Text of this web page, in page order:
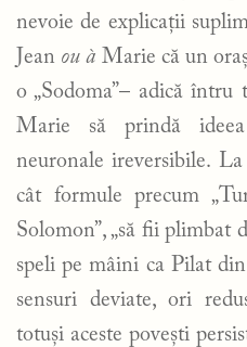
nevoie de explicații
Jean ou à Marie că un
o „Sodoma”– adică întru
Marie să prindă
neuronale ireversibile.
cât formule precum
Solomon”, „să fii plimbat
speli pe mâini ca Pilat
sensuri deviate, ori
totuși aceste povești